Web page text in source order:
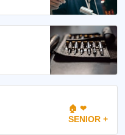
🏠 ❤
SENIOR +